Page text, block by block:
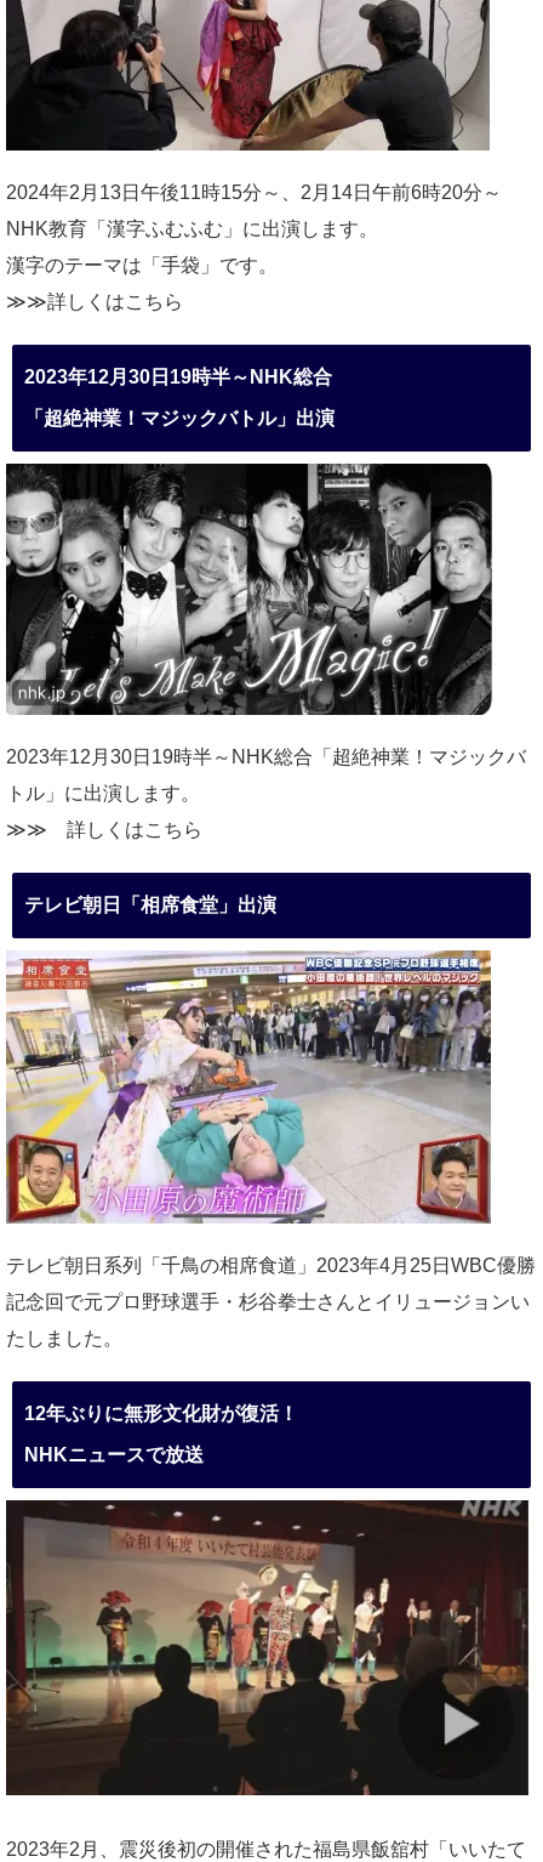
2024年2月13日午後11時15分～、2月14日午前6時20分～
NHK教育「漢字ふむふむ」に出演します。
漢字のテーマは「手袋」です。
≫≫詳しくはこちら
2023年12月30日19時半～NHK総合
「超絶神業！マジックバトル」出演
2023年12月30日19時半～NHK総合「超絶神業！マジックバ
トル」に出演します。
≫≫ 詳しくはこちら
テレビ朝日「相席食堂」出演
テレビ朝日系列「千鳥の相席食道」2023年4月25日WBC優勝
記念回で元プロ野球選手・杉谷拳士さんとイリュージョンい
たしました。
12年ぶりに無形文化財が復活！
NHKニュースで放送
2023年2月、震災後初の開催された福島県飯舘村「いいたて